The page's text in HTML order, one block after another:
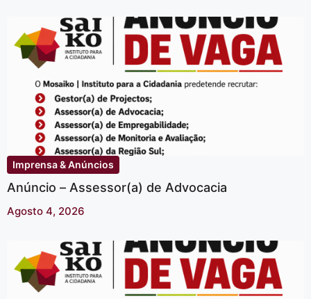
Imprensa & Anúncios
Anúncio – Assessor(a) de Advocacia
Agosto 4, 2026